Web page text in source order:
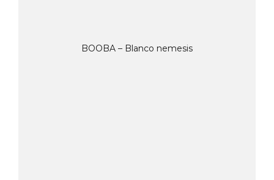
BOOBA – Blanco nemesis